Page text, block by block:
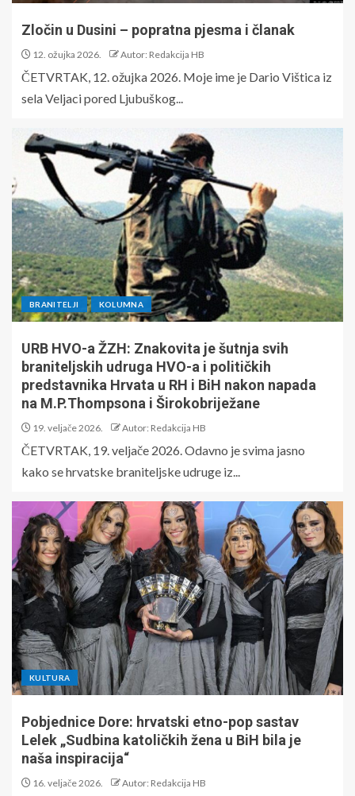
Zločin u Dusini – popratna pjesma i članak
12. ožujka 2026. Autor: Redakcija HB
ČETVRTAK, 12. ožujka 2026. Moje ime je Dario Vištica iz
sela Veljaci pored Ljubuškog...
BRANITELJI KOLUMNA
URB HVO-a ŽZH: Znakovita je šutnja svih
braniteljskih udruga HVO-a i političkih
predstavnika Hrvata u RH i BiH nakon napada
na M.P.Thompsona i Širokobriježane
19. veljače 2026. Autor: Redakcija HB
ČETVRTAK, 19. veljače 2026. Odavno je svima jasno
kako se hrvatske braniteljske udruge iz...
KULTURA
Pobjednice Dore: hrvatski etno-pop sastav
Lelek „Sudbina katoličkih žena u BiH bila je
naša inspiracija“
16. veljače 2026. Autor: Redakcija HB